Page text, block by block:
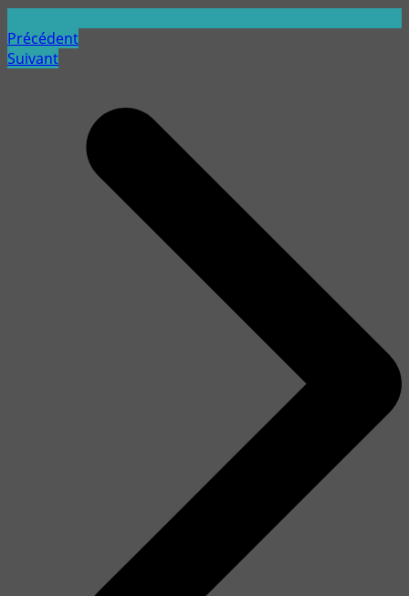
Précédent
Suivant